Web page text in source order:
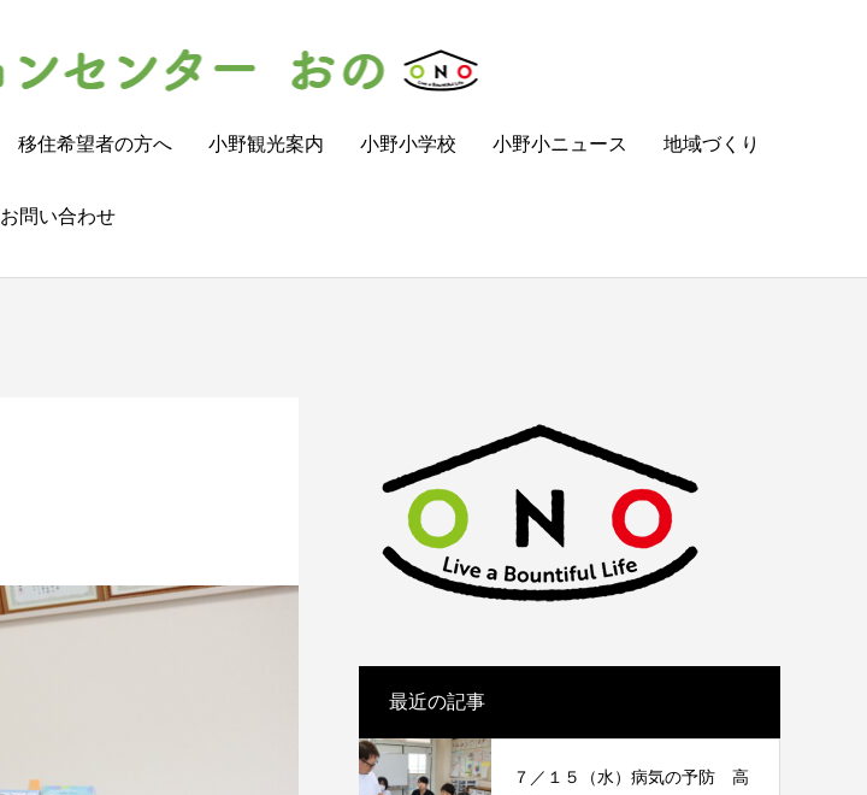
移住希望者の方へ 小野観光案内 小野小学校 小野小ニュース 地域づくり
お問い合わせ
最近の記事
７／１５（水）病気の予防 高